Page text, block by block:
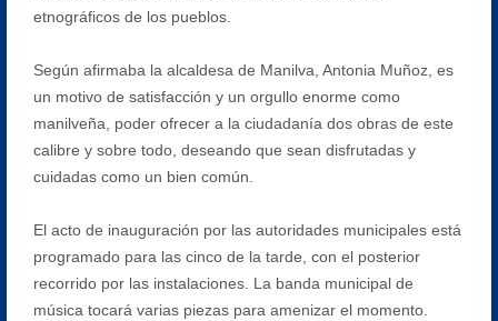
etnográficos de los pueblos.
Según afirmaba la alcaldesa de Manilva, Antonia Muñoz, es
un motivo de satisfacción y un orgullo enorme como
manilveña, poder ofrecer a la ciudadanía dos obras de este
calibre y sobre todo, deseando que sean disfrutadas y
cuidadas como un bien común.
El acto de inauguración por las autoridades municipales está
programado para las cinco de la tarde, con el posterior
recorrido por las instalaciones. La banda municipal de
música tocará varias piezas para amenizar el momento.